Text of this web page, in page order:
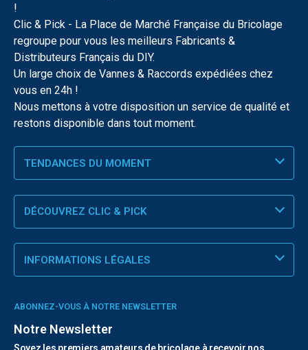
!
Clic & Pick - La Place de Marché Française du Bricolage
regroupe pour vous les meilleurs Fabricants &
Distributeurs Français du DIY.
Un large choix de Vannes & Raccords expédiées chez
vous en 24h !
Nous mettons à votre disposition un service de qualité et
restons disponible dans tout moment.
TENDANCES DU MOMENT
DÉCOUVREZ CLIC & PICK
INFORMATIONS LÉGALES
ABONNEZ-VOUS À NOTRE NEWSLETTER
Notre Newsletter